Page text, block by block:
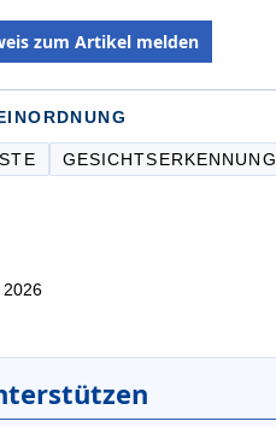
zum Artikel melden
GESICHTSERKENNUNG
2026